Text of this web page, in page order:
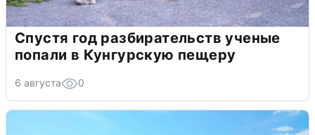
Спустя год разбирательств ученые
попали в Кунгурскую пещеру
6 августа 0